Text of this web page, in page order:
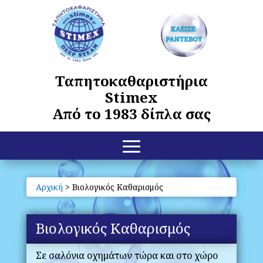
Ταπητοκαθαριστήρια
Stimex
Από το 1983 δίπλα σας
Αρχική > Βιολογικός Καθαρισμός
Βιολογικός Καθαρισμός
Σε σαλόνια οχημάτων τώρα και στο χώρο